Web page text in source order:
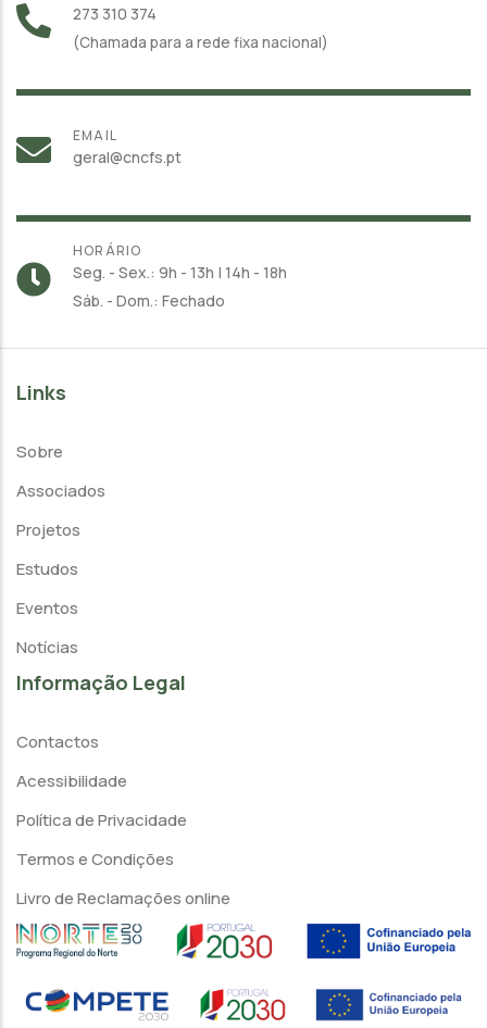
273 310 374
(Chamada para a rede fixa nacional)
EMAIL
geral@cncfs.pt
HORÁRIO
Seg. - Sex.: 9h - 13h | 14h - 18h
Sáb. - Dom.: Fechado
Links
Sobre
Associados
Projetos
Estudos
Eventos
Notícias
Informação Legal
Contactos
Acessibilidade
Política de Privacidade
Termos e Condições
Livro de Reclamações online